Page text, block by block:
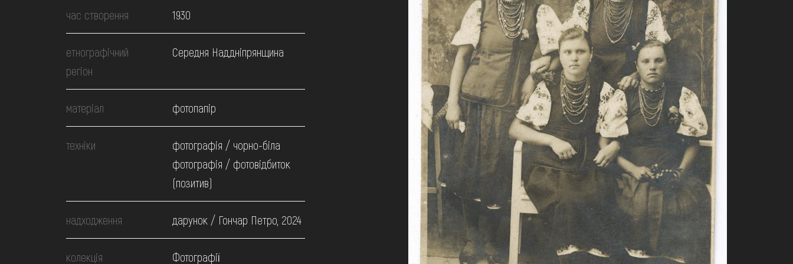
ВІДВІДАТИ
НАВЧИТИСЯ
ПОСЛУГИ
час створення 1930
етнографічний
регіон
Середня Наддніпрянщина
матеріал фотопапір
техніки
фотографія / чорно-біла
фотографія / фотовідбиток
(позитив)
надходження дарунок / Гончар Петро, 2024
колекція Фотографії